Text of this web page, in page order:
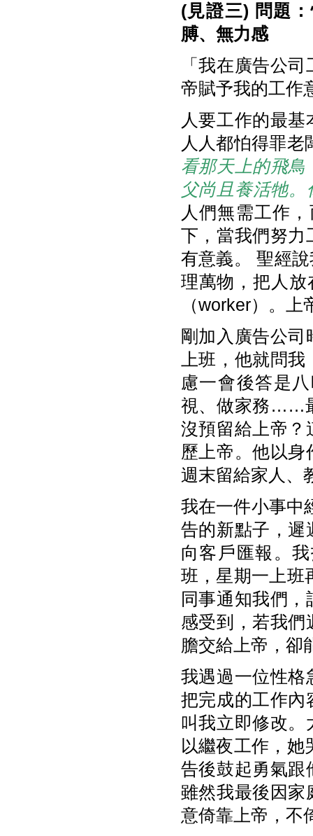
(見證三) 問題
膊、無力感
「我在廣告公
帝賦予我的工作
人要工作的最
人人都怕得罪
看那天上的飛鳥
父尚且養活牠
人們無需工作
下，當我們努力
有意義。 聖經
理萬物，把人
（worker）。
剛加入廣告公
上班，他就問
慮一會後答是
視、做家務……
沒預留給上帝？
歷上帝。他以
週末留給家人
我在一件小事中
告的新點子，遲
向客戶匯報。
班，星期一上班
同事通知我們
感受到，若我們
膽交給上帝，
我遇過一位性格
把完成的工作內
叫我立即修改。
以繼夜工作，
告後鼓起勇氣跟
雖然我最後因家
意倚靠上帝，